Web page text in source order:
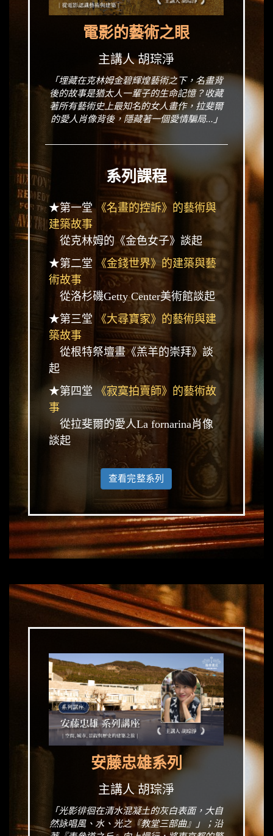
電影的藝術之眼
主講人 胡琮淨
「埋藏在克林姆金碧輝煌藝術之下，名畫背
後的故事是猶太人一輩子的生命記憶？收藏
著所有藝術史上最知名的女人畫作，拉斐爾
的愛人肖像背後，隱藏著一個愛情騙局...」
系列課程
★第一堂《名畫的控訴》的藝術與
建築故事
從克林姆的《金色女子》談起
★第二堂
《金錢世界》的建築與藝
術故事
從洛杉磯Getty Center美術館談起
★第三堂
《大尋寶家》的藝術與建
築故事
從根特祭壇畫《羔羊的崇拜》談
起
★第四堂
《寂寞拍賣師》的藝術故
事
從拉斐爾的愛人La fornarina肖像
談起
查看完整系列
安藤忠雄系列
主講人 胡琮淨
「光影徘徊在清水混凝土的灰白表面，大自
然詠唱風、水、光之『教堂三部曲』」；沿